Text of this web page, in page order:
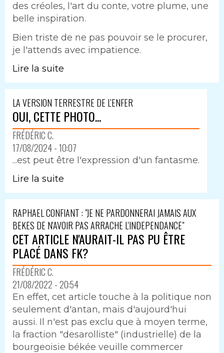
des créoles, l'art du conte, votre plume, une
belle inspiration.
Bien triste de ne pas pouvoir se le procurer,
je l'attends avec impatience.
Lire la suite
LA VERSION TERRESTRE DE L'ENFER
OUI, CETTE PHOTO...
FRÉDÉRIC C.
17/08/2024 - 10:07
...est peut être l'expression d'un fantasme.
Lire la suite
RAPHAEL CONFIANT : "JE NE PARDONNERAI JAMAIS AUX
BEKES DE N'AVOIR PAS ARRACHE L'INDEPENDANCE"
CET ARTICLE N'AURAIT-IL PAS PU ÊTRE
PLACÉ DANS FK?
FRÉDÉRIC C.
21/08/2022 - 20:54
En effet, cet article touche à la politique non
seulement d'antan, mais d'aujourd'hui
aussi. Il n'est pas exclu que à moyen terme,
la fraction "desarolliste" (industrielle) de la
bourgeoisie békée veuille commercer